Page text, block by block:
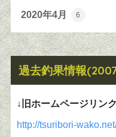
2020年4月 6
過去釣果情報
↓旧ホームページリンク
http://tsuribori-